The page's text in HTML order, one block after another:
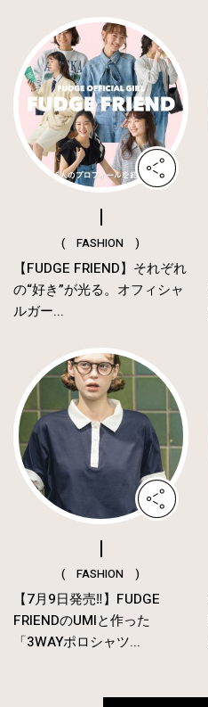
( FASHION )
【FUDGE FRIEND】それぞれ
の“好き”が光る。オフィシャ
ルガー...
( FASHION )
【7月9日発売‼︎】FUDGE
FRIENDのUMIと作った
「3WAYポロシャツ...